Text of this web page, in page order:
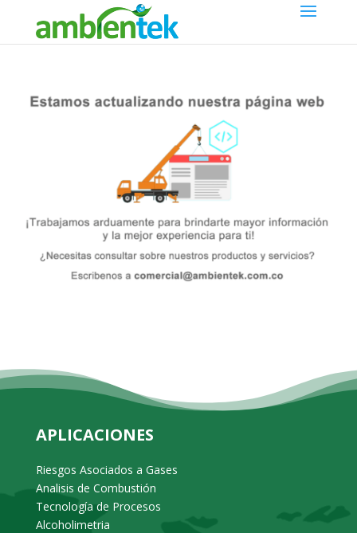
APLICACIONES
Riesgos Asociados a Gases
Analisis de Combustión
Tecnología de Procesos
Alcoholimetria